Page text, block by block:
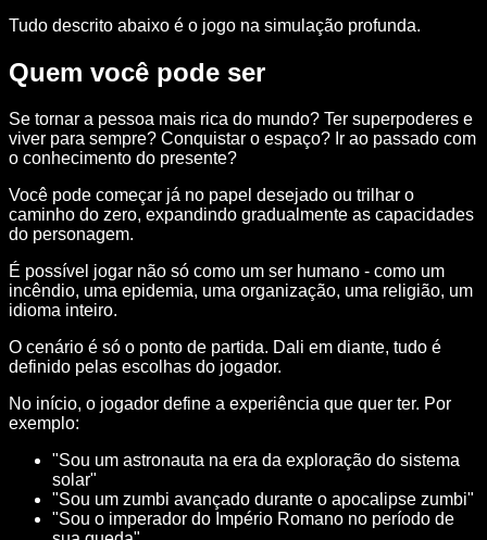
Tudo descrito abaixo é o jogo na simulação profunda.
Quem você pode ser
Se tornar a pessoa mais rica do mundo? Ter superpoderes e
viver para sempre? Conquistar o espaço? Ir ao passado com
o conhecimento do presente?
Você pode começar já no papel desejado ou trilhar o
caminho do zero, expandindo gradualmente as capacidades
do personagem.
É possível jogar não só como um ser humano - como um
incêndio, uma epidemia, uma organização, uma religião, um
idioma inteiro.
O cenário é só o ponto de partida. Dali em diante, tudo é
definido pelas escolhas do jogador.
No início, o jogador define a experiência que quer ter. Por
exemplo:
"Sou um astronauta na era da exploração do sistema
solar"
"Sou um zumbi avançado durante o apocalipse zumbi"
"Sou o imperador do Império Romano no período de